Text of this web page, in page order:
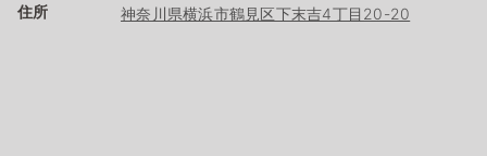
住所 神奈川県横浜市鶴見区下末吉4丁目20-20